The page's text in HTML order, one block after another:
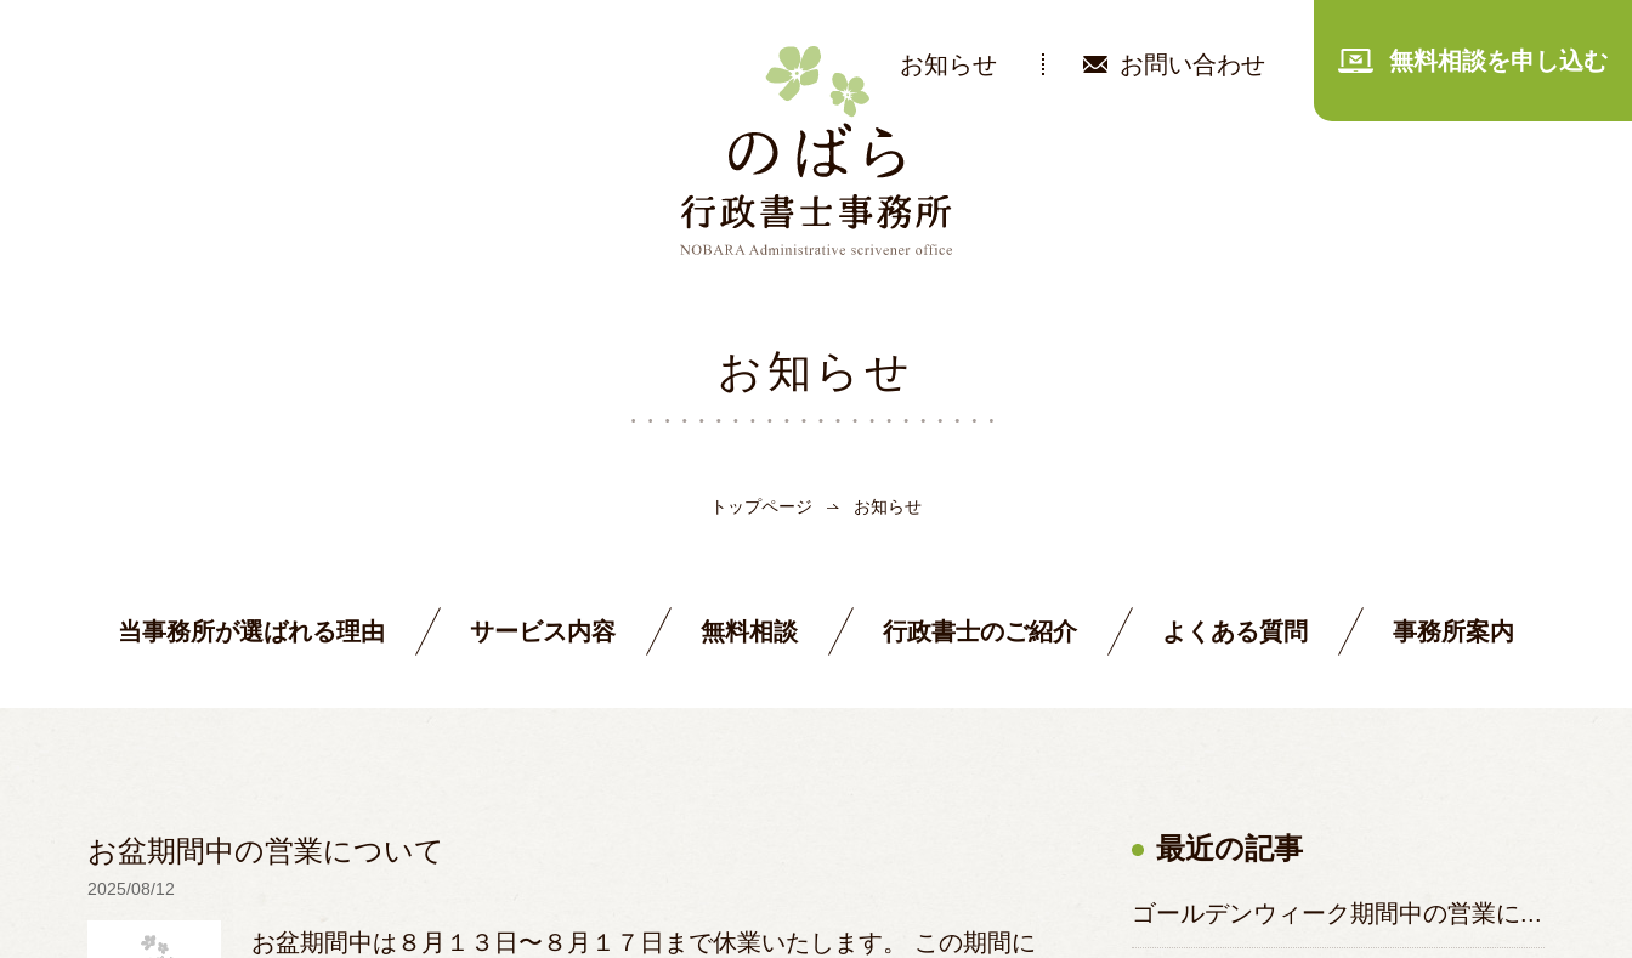
お知らせ お問い合わせ 無料相談を申し込む
お知らせ
トップページ お知らせ
当事務所が選ばれる理由 サービス内容 無料相談 行政書士のご紹介 よくある質問 事務所案内
お盆期間中の営業について
2025/08/12
お盆期間中は８月１３日〜８月１７日まで休業いたします。 この期間に
最近の記事
ゴールデンウィーク期間中の営業に...